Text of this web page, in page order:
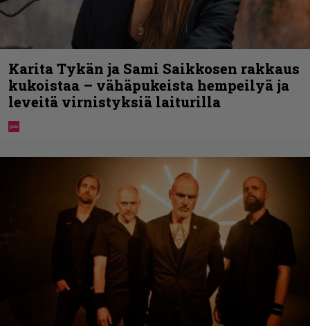
Karita Tykän ja Sami Saikkosen rakkaus
kukoistaa – vähäpukeista hempeilyä ja
leveitä virnistyksiä laiturilla